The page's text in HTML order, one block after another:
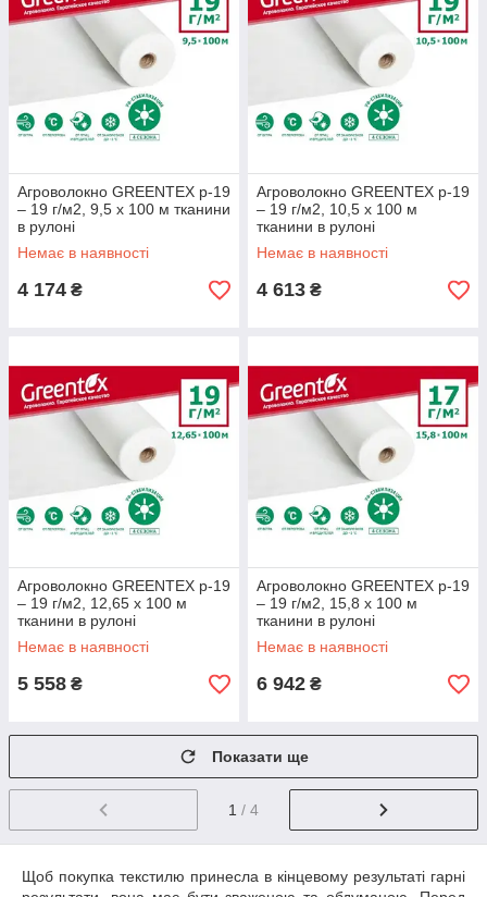
Агроволокно GREENTEX p-19
– 19 г/м2, 9,5 x 100 м тканини
в рулоні
Немає в наявності
4 174 ₴
Агроволокно GREENTEX p-19
– 19 г/м2, 10,5 x 100 м
тканини в рулоні
Немає в наявності
4 613 ₴
Агроволокно GREENTEX p-19
– 19 г/м2, 12,65 x 100 м
тканини в рулоні
Немає в наявності
5 558 ₴
Агроволокно GREENTEX p-19
– 19 г/м2, 15,8 x 100 м
тканини в рулоні
Немає в наявності
6 942 ₴
Показати ще
1 / 4
Щоб покупка текстилю принесла в кінцевому результаті гарні